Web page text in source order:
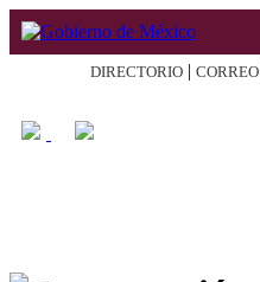
DIRECTORIO | CORREO